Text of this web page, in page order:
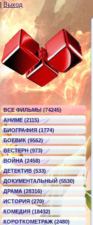
Выход
ВСЕ ФИЛЬМЫ (74245)
АНИМЕ (2115)
БИОГРАФИЯ (1774)
БОЕВИК (9562)
ВЕСТЕРН (973)
ВОЙНА (2458)
ДЕТЕКТИВ (533)
ДОКУМЕНТАЛЬНЫЙ (5530)
ДРАМА (28316)
ИСТОРИЯ (270)
КОМЕДИЯ (18432)
КОРОТКОМЕТРАЖ (2480)